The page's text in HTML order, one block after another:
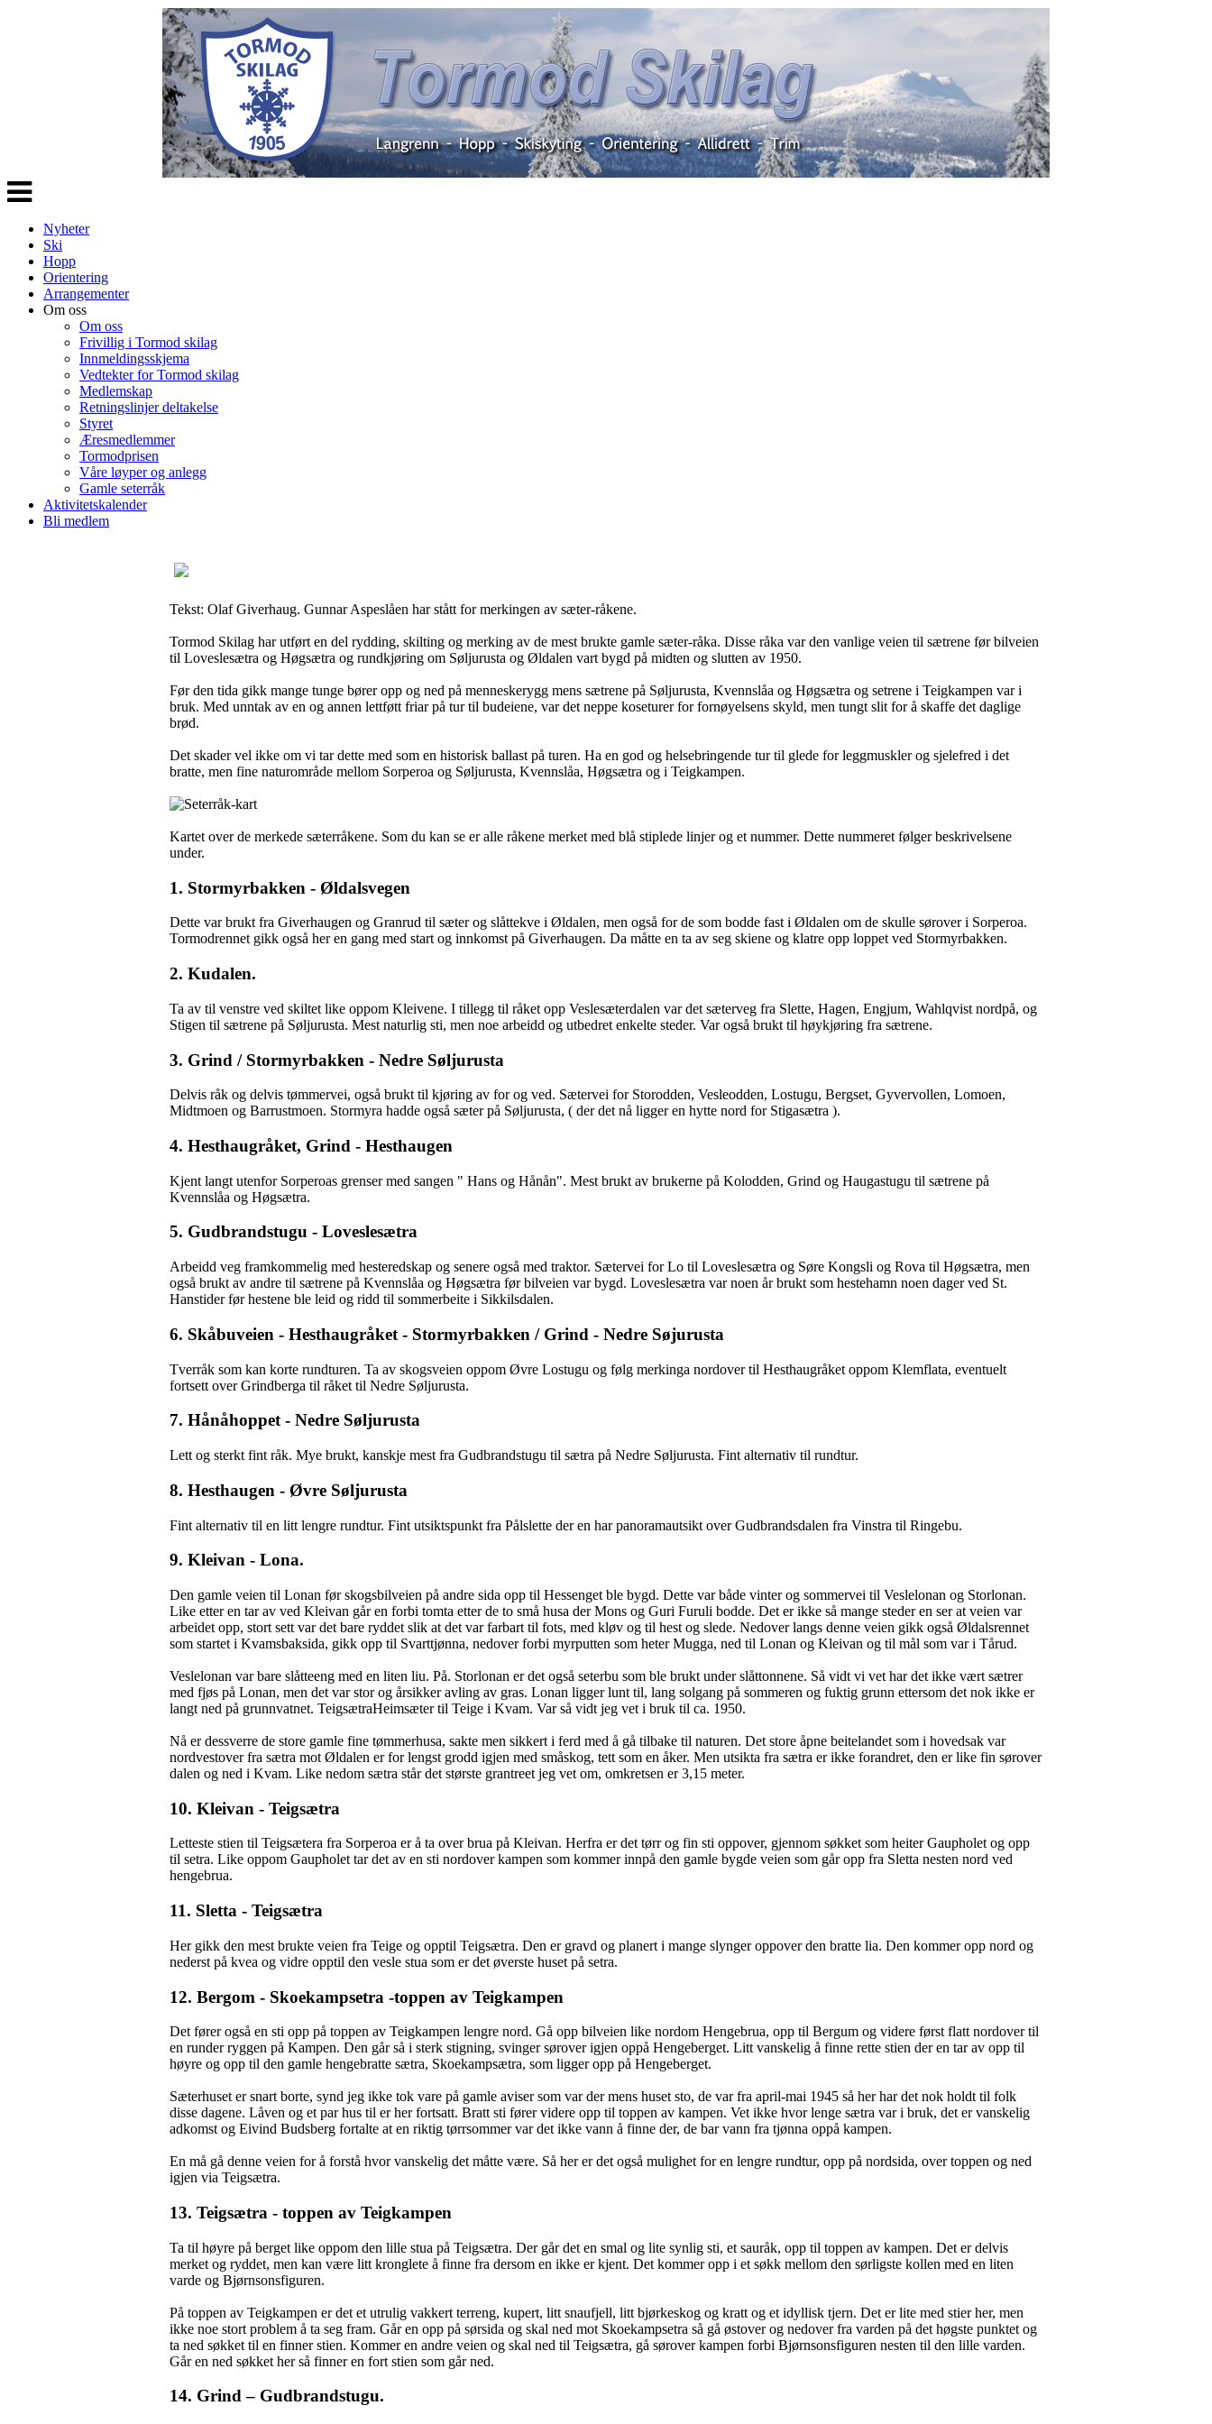
Veksle
navigasjon
Nyheter
Ski
Hopp
Orientering
Arrangementer
Om oss
Om oss
Frivillig i Tormod skilag
Innmeldingsskjema
Vedtekter for Tormod skilag
Medlemskap
Retningslinjer deltakelse
Styret
Æresmedlemmer
Tormodprisen
Våre løyper og anlegg
Gamle seterråk
Aktivitetskalender
Bli medlem
Tekst: Olaf Giverhaug. Gunnar Aspeslåen har stått for merkingen av sæter-råkene.
Tormod Skilag har utført en del rydding, skilting og merking av de mest brukte gamle sæter-råka. Disse råka var den vanlige veien til sætrene før bilveien
til Loveslesætra og Høgsætra og rundkjøring om Søljurusta og Øldalen vart bygd på midten og slutten av 1950.
Før den tida gikk mange tunge bører opp og ned på menneskerygg mens sætrene på Søljurusta, Kvennslåa og Høgsætra og setrene i Teigkampen var i
bruk. Med unntak av en og annen lettføtt friar på tur til budeiene, var det neppe koseturer for fornøyelsens skyld, men tungt slit for å skaffe det daglige
brød.
Det skader vel ikke om vi tar dette med som en historisk ballast på turen. Ha en god og helsebringende tur til glede for leggmuskler og sjelefred i det
bratte, men fine naturområde mellom Sorperoa og Søljurusta, Kvennslåa, Høgsætra og i Teigkampen.
Kartet over de merkede sæterråkene. Som du kan se er alle råkene merket med blå stiplede linjer og et nummer. Dette nummeret følger beskrivelsene
under.
1. Stormyrbakken - Øldalsvegen
Dette var brukt fra Giverhaugen og Granrud til sæter og slåttekve i Øldalen, men også for de som bodde fast i Øldalen om de skulle sørover i Sorperoa.
Tormodrennet gikk også her en gang med start og innkomst på Giverhaugen. Da måtte en ta av seg skiene og klatre opp loppet ved Stormyrbakken.
2. Kudalen.
Ta av til venstre ved skiltet like oppom Kleivene. I tillegg til råket opp Veslesæterdalen var det sæterveg fra Slette, Hagen, Engjum, Wahlqvist nordpå, og
Stigen til sætrene på Søljurusta. Mest naturlig sti, men noe arbeidd og utbedret enkelte steder. Var også brukt til høykjøring fra sætrene.
3. Grind / Stormyrbakken - Nedre Søljurusta
Delvis råk og delvis tømmervei, også brukt til kjøring av for og ved. Sætervei for Storodden, Vesleodden, Lostugu, Bergset, Gyvervollen, Lomoen,
Midtmoen og Barrustmoen. Stormyra hadde også sæter på Søljurusta, ( der det nå ligger en hytte nord for Stigasætra ).
4. Hesthaugråket, Grind - Hesthaugen
Kjent langt utenfor Sorperoas grenser med sangen " Hans og Hånån". Mest brukt av brukerne på Kolodden, Grind og Haugastugu til sætrene på
Kvennslåa og Høgsætra.
5. Gudbrandstugu - Loveslesætra
Arbeidd veg framkommelig med hesteredskap og senere også med traktor. Sætervei for Lo til Loveslesætra og Søre Kongsli og Rova til Høgsætra, men
også brukt av andre til sætrene på Kvennslåa og Høgsætra før bilveien var bygd. Loveslesætra var noen år brukt som hestehamn noen dager ved St.
Hanstider før hestene ble leid og ridd til sommerbeite i Sikkilsdalen.
6. Skåbuveien - Hesthaugråket - Stormyrbakken / Grind - Nedre Søjurusta
Tverråk som kan korte rundturen. Ta av skogsveien oppom Øvre Lostugu og følg merkinga nordover til Hesthaugråket oppom Klemflata, eventuelt
fortsett over Grindberga til råket til Nedre Søljurusta.
7. Hånåhoppet - Nedre Søljurusta
Lett og sterkt fint råk. Mye brukt, kanskje mest fra Gudbrandstugu til sætra på Nedre Søljurusta. Fint alternativ til rundtur.
8. Hesthaugen - Øvre Søljurusta
Fint alternativ til en litt lengre rundtur. Fint utsiktspunkt fra Pålslette der en har panoramautsikt over Gudbrandsdalen fra Vinstra til Ringebu.
9. Kleivan - Lona.
Den gamle veien til Lonan før skogsbilveien på andre sida opp til Hessenget ble bygd. Dette var både vinter og sommervei til Veslelonan og Storlonan.
Like etter en tar av ved Kleivan går en forbi tomta etter de to små husa der Mons og Guri Furuli bodde. Det er ikke så mange steder en ser at veien var
arbeidet opp, stort sett var det bare ryddet slik at det var farbart til fots, med kløv og til hest og slede. Nedover langs denne veien gikk også Øldalsrennet
som startet i Kvamsbaksida, gikk opp til Svarttjønna, nedover forbi myrputten som heter Mugga, ned til Lonan og Kleivan og til mål som var i Tårud.
Veslelonan var bare slåtteeng med en liten liu. På. Storlonan er det også seterbu som ble brukt under slåttonnene. Så vidt vi vet har det ikke vært sætrer
med fjøs på Lonan, men det var stor og årsikker avling av gras. Lonan ligger lunt til, lang solgang på sommeren og fuktig grunn ettersom det nok ikke er
langt ned på grunnvatnet. TeigsætraHeimsæter til Teige i Kvam. Var så vidt jeg vet i bruk til ca. 1950.
Nå er dessverre de store gamle fine tømmerhusa, sakte men sikkert i ferd med å gå tilbake til naturen. Det store åpne beitelandet som i hovedsak var
nordvestover fra sætra mot Øldalen er for lengst grodd igjen med småskog, tett som en åker. Men utsikta fra sætra er ikke forandret, den er like fin sørover
dalen og ned i Kvam. Like nedom sætra står det største grantreet jeg vet om, omkretsen er 3,15 meter.
10. Kleivan - Teigsætra
Letteste stien til Teigsætera fra Sorperoa er å ta over brua på Kleivan. Herfra er det tørr og fin sti oppover, gjennom søkket som heiter Gaupholet og opp
til setra. Like oppom Gaupholet tar det av en sti nordover kampen som kommer innpå den gamle bygde veien som går opp fra Sletta nesten nord ved
hengebrua.
11. Sletta - Teigsætra
Her gikk den mest brukte veien fra Teige og opptil Teigsætra. Den er gravd og planert i mange slynger oppover den bratte lia. Den kommer opp nord og
nederst på kvea og vidre opptil den vesle stua som er det øverste huset på setra.
12. Bergom - Skoekampsetra -toppen av Teigkampen
Det fører også en sti opp på toppen av Teigkampen lengre nord. Gå opp bilveien like nordom Hengebrua, opp til Bergum og videre først flatt nordover til
en runder ryggen på Kampen. Den går så i sterk stigning, svinger sørover igjen oppå Hengeberget. Litt vanskelig å finne rette stien der en tar av opp til
høyre og opp til den gamle hengebratte sætra, Skoekampsætra, som ligger opp på Hengeberget.
Sæterhuset er snart borte, synd jeg ikke tok vare på gamle aviser som var der mens huset sto, de var fra april-mai 1945 så her har det nok holdt til folk
disse dagene. Låven og et par hus til er her fortsatt. Bratt sti fører videre opp til toppen av kampen. Vet ikke hvor lenge sætra var i bruk, det er vanskelig
adkomst og Eivind Budsberg fortalte at en riktig tørrsommer var det ikke vann å finne der, de bar vann fra tjønna oppå kampen.
En må gå denne veien for å forstå hvor vanskelig det måtte være. Så her er det også mulighet for en lengre rundtur, opp på nordsida, over toppen og ned
igjen via Teigsætra.
13. Teigsætra - toppen av Teigkampen
Ta til høyre på berget like oppom den lille stua på Teigsætra. Der går det en smal og lite synlig sti, et sauråk, opp til toppen av kampen. Det er delvis
merket og ryddet, men kan være litt kronglete å finne fra dersom en ikke er kjent. Det kommer opp i et søkk mellom den sørligste kollen med en liten
varde og Bjørnsonsfiguren.
På toppen av Teigkampen er det et utrulig vakkert terreng, kupert, litt snaufjell, litt bjørkeskog og kratt og et idyllisk tjern. Det er lite med stier her, men
ikke noe stort problem å ta seg fram. Går en opp på sørsida og skal ned mot Skoekampsetra så gå østover og nedover fra varden på det høgste punktet og
ta ned søkket til en finner stien. Kommer en andre veien og skal ned til Teigsætra, gå sørover kampen forbi Bjørnsonsfiguren nesten til den lille varden.
Går en ned søkket her så finner en fort stien som går ned.
14. Grind – Gudbrandstugu.